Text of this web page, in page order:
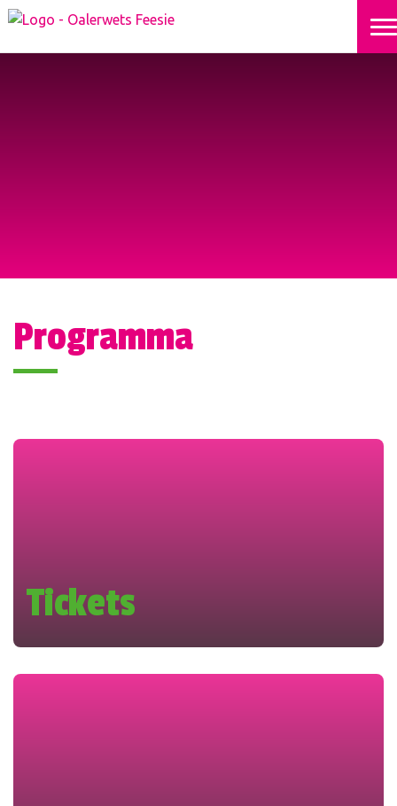
Programma
Tickets